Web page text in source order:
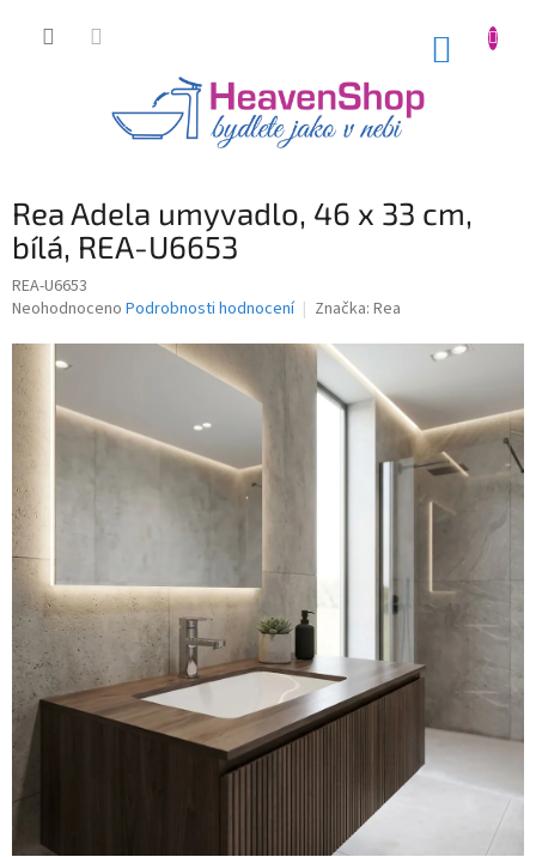
Rea Adela umyvadlo, 46 x 33 cm,
bílá, REA-U6653
REA-U6653
Průměrné
je
0,0
hvězdiček.
Neohodnoceno Podrobnosti hodnocení Značka: Rea